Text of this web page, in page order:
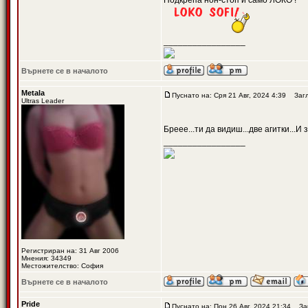
Върнете се в началото
Metala
Ultras Leader
Регистриран на: 31 Авг 2006
Мнения: 34349
Местожителство: София
Пуснато на: Сря 21 Авг, 2024 4:39
Бреее...ти да видиш...две агитки...И
Върнете се в началото
Pride Пуснато на: Пон 26 Авг, 2024 21:34